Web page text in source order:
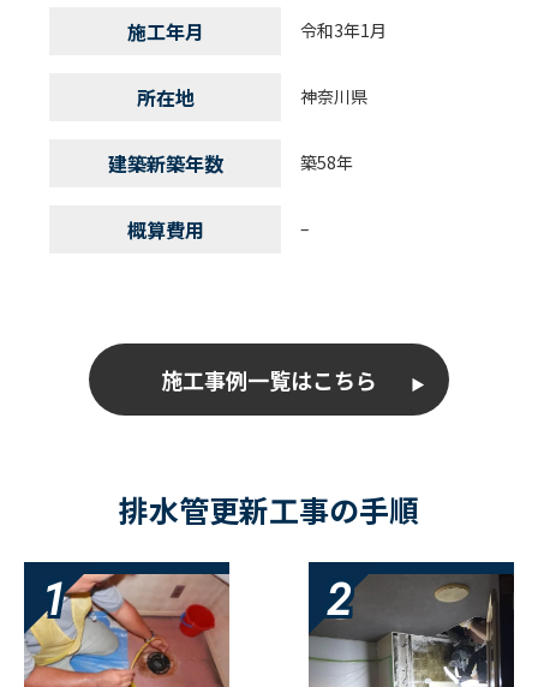
施工年月 令和3年1月
所在地 神奈川県
建築新築年数 築58年
概算費用 –
施工事例一覧はこちら
排水管更新工事の手順
1 2